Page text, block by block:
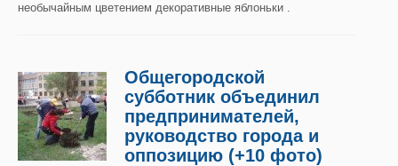
необычайным цветением декоративные яблоньки .
Общегородской
субботник объединил
предпринимателей,
руководство города и
оппозицию (+10 фото)